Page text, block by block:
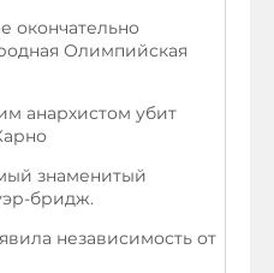
окончательно
Олимпийская
анархистом убит
знаменитый
бридж.
независимость от